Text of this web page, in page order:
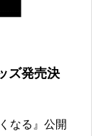
ズ発売決
なる』公開